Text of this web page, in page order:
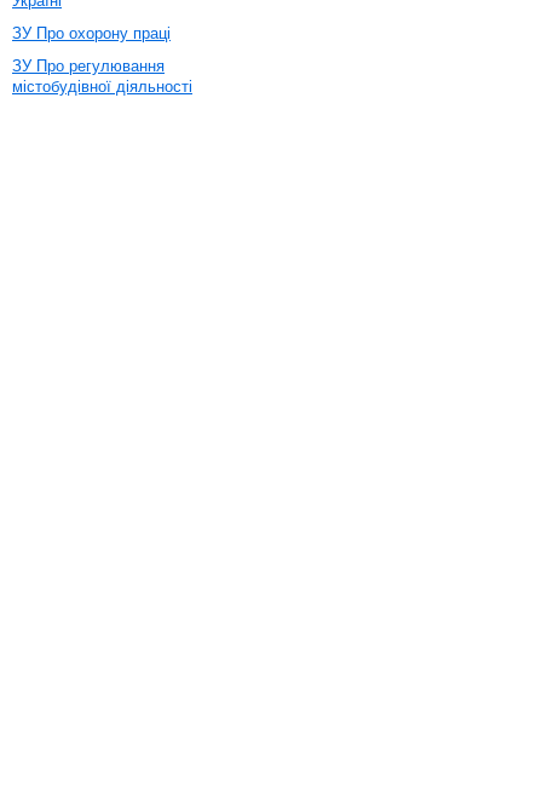
ЗУ Про охорону праці
ЗУ Про регулювання
містобудівної діяльності